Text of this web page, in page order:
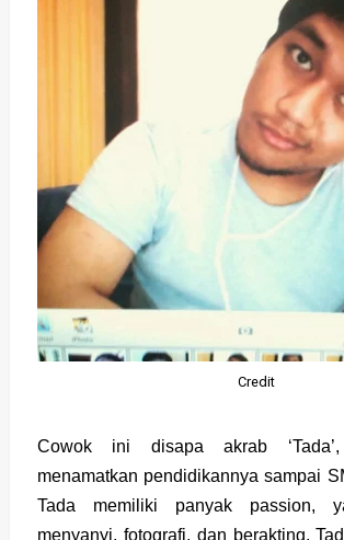
Credit
Cowok ini disapa akrab
menamatkan pendidikannya sampai
Tada memiliki panyak passion,
menyanyi, fotografi, dan berakting.